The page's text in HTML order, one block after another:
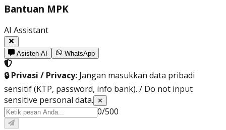
Bantuan MPK
AI Assistant
Asisten AI WhatsApp
🔒 Privasi / Privacy: Jangan masukkan data pribadi
sensitif (KTP, password, info bank). / Do not input
sensitive personal data.
✕
0/500